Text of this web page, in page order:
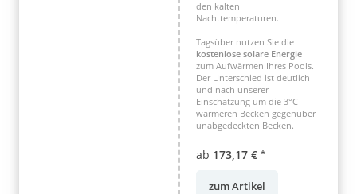
den kalten
Nachttemperaturen.
Tagsüber nutzen Sie die
kostenlose solare Energie
zum Aufwärmen Ihres Pools.
Der Unterschied ist deutlich
und nach unserer
Einschätzung um die 3°C
wärmeren Becken gegenüber
unabgedeckten Becken.
ab 173,17 € *
zum Artikel